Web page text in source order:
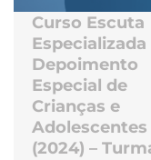
Curso Escuta
Especializada
Depoimento
Especial de
Crianças e
Adolescentes
(2024) –